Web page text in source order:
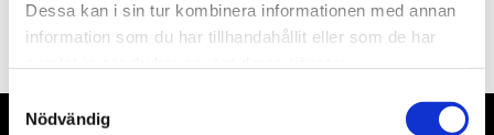
Dessa kan i sin tur kombinera informationen med annan
information som du har tillhandahållit eller som de har
Samtyckesval
Nödvändig
Dina personuppgifter behandlas i enlighet med vår integritetspolicy